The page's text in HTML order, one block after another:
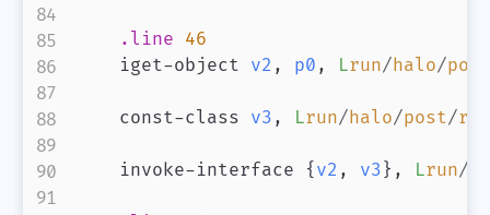
.line 46
    iget-object
v2 , p0 , Lrun/halo/post
    const-class
v3 , Lrun/halo/post/
    invoke-interface
{ v2 , v3 } , Lrun/